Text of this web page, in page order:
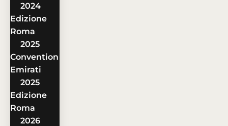
2024
Edizione
Roma
2025
Convention
Emirati
2025
Edizione
Roma
2026